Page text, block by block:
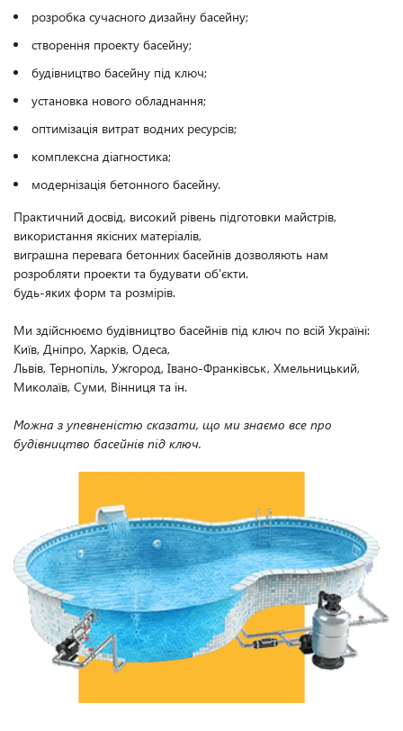
розробка сучасного дизайну басейну;
створення проекту басейну;
будівництво басейну під ключ;
установка нового обладнання;
оптимізація витрат водних ресурсів;
комплексна діагностика;
модернізація бетонного басейну.
Практичний досвід, високий рівень підготовки майстрів,
використання якісних матеріалів,
виграшна перевага бетонних басейнів дозволяють нам
розробляти проекти та будувати об'єкти.
будь-яких форм та розмірів.
Ми здійснюємо будівництво басейнів під ключ по всій Україні:
Київ, Дніпро, Харків, Одеса,
Львів, Тернопіль, Ужгород, Івано-Франківськ, Хмельницький,
Миколаїв, Суми, Вінниця та ін.
Можна з упевненістю сказати, що ми знаємо все про
будівництво басейнів під ключ.